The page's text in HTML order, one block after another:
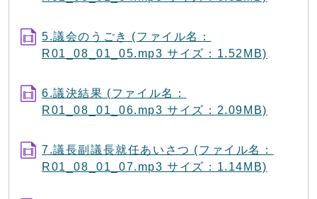
5.議会のうごき (ファイル名：
R01_08_01_05.mp3 サイズ：1.52MB)
6.議決結果 (ファイル名：
R01_08_01_06.mp3 サイズ：2.09MB)
7.議長副議長就任あいさつ (ファイル名：
R01_08_01_07.mp3 サイズ：1.14MB)